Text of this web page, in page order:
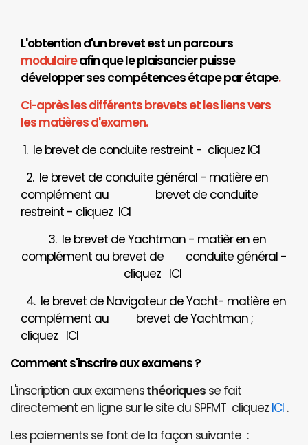
L'obtention d'un brevet est un parcours
modulaireafin que le plaisancier puisse
développer ses compétences étape par étape.
Ci-après les différents brevets et les liens vers
les matières d'examen.
1. le brevet de conduite restreint - cliquez ICI
2. le brevet de conduite général - matière en
complément au brevet de conduite
restreint - cliquez ICI
3. le brevet de Yachtman - matièr en en
complément au brevet de
conduite général -
cliquez ICI
4. le brevet de Navigateur de Yacht- matière en
complément au brevet de Yachtman ;
cliquez ICI
Comment s'inscrire aux examens ?
L'inscription aux examensthéoriques se fait
directement en ligne sur le site du SPFMT cliquez ICI .
Les paiements se font de la façon suivante :